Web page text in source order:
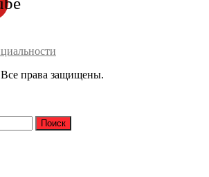
права защищены.
Поиск